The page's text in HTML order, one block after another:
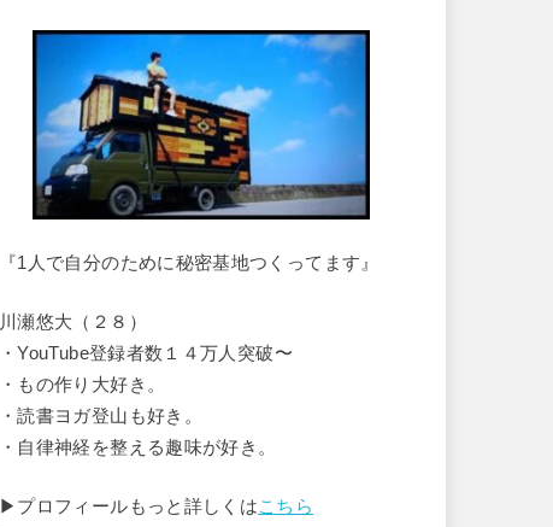
『1人で自分のために秘密基地つくってます』
川瀬悠大（２８）
・YouTube登録者数１４万人突破〜
・もの作り大好き。
・読書ヨガ登山も好き。
・自律神経を整える趣味が好き。
▶︎プロフィールもっと詳しくはこちら